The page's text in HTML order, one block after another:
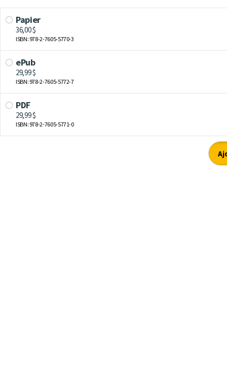
Papier
36,00 $
ISBN: 978-2-7605-5770-3
ePub
29,99 $
ISBN: 978-2-7605-5772-7
PDF
29,99 $
ISBN: 978-2-7605-5771-0